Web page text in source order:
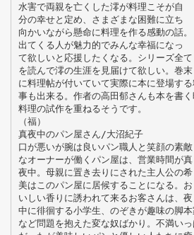
水害で両親を亡くした澪が料理こそが自
分の幸せと定め、さまざまな困難に立ち
向かいながら懸命に料理を作る感動の話。
出てくる人が魅力的でみんな幸福になっ
て欲しいと応援したくなる。シリーズ全て
を読んで澪の生涯を見届けて欲しい。巻末
に料理帖が付いていて実際に本に登場す
事も出来る。作者の高田郁さんも本を書
料理の試作を重ねるそうです。
（福）
真夜中のパン屋さん/大沼紀子
口が悪いが腕は良いパン職人と笑顔の素敵
なオーナーが働くパン屋は、営業時間が真
夜中。母親に置き去りにされた主人公の希
美はこのパン屋に居候することになる。お
いしい香りに誘われて来るお客さんは、夜
中に徘徊する小学生、のぞきが趣味の脚
など問題を抱えた変な奴ばかり。不満い